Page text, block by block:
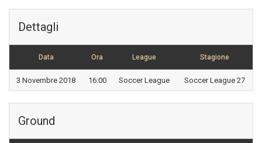
Dettagli
Data Ora League Stagione
3 Novembre 2018 16:00 Soccer League Soccer League 27
Ground